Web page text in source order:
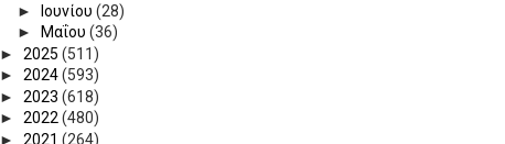
►
Ιουνίου(28)
► Μαΐου(36)
► 2025 (511)
► 2024(593)
► 2023 (618)
► 2022(480)
► 2021 (264)